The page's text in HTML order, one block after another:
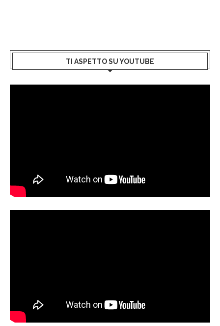
TI ASPETTO SU YOUTUBE